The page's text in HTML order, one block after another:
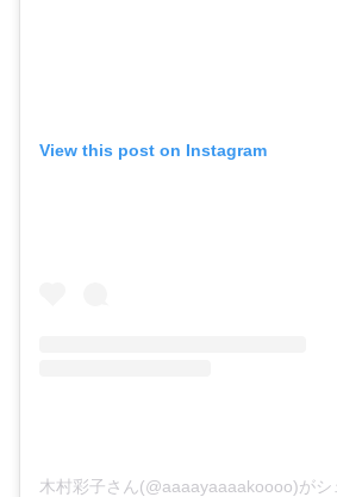
View this post on Instagram
木村彩子さん(@aaaayaaaakoooo)がシ